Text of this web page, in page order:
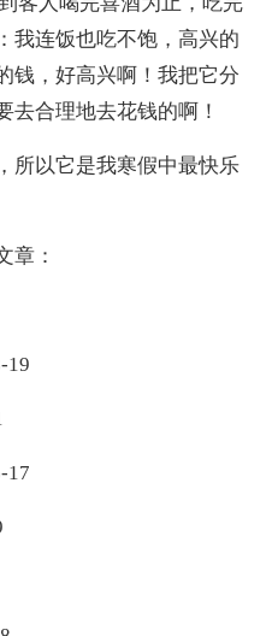
我连饭也吃不饱，高兴的
钱，好高兴啊！我把它分
去合理地去花钱的啊！
以它是我寒假中最快乐
章：
19
17